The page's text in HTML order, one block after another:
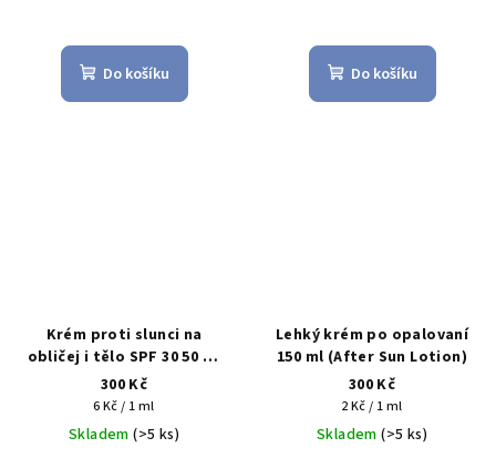
Do košíku Do košíku
Krém proti slunci na
obličej i tělo SPF 30 50 ml
(Sun protect cream face &
body SPF30)
300 Kč
Měrná
cena:
6 Kč / 1 ml
Skladem(>5 ks)
Lehký krém po opalovaní
150 ml (After Sun Lotion)
300 Kč
Měrná
cena:
2 Kč / 1 ml
Skladem(>5 ks)